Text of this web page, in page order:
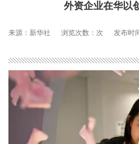
外资企业在华以
来源：新华社 浏览次数： 次 发布时